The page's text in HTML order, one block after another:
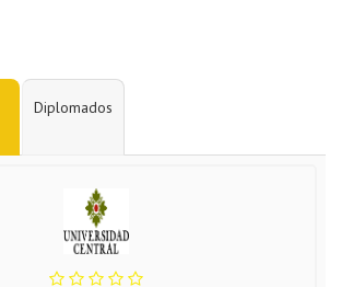
Diplomados